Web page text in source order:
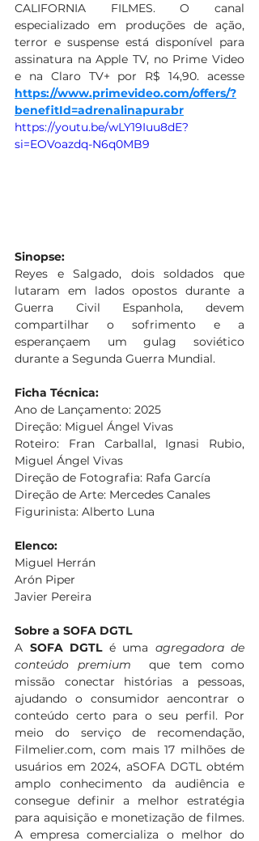
CALIFORNIA FILMES. O canal
especializado em produções de ação,
terror e suspense está disponível para
assinatura na Apple TV, no Prime Video
e na Claro TV+ por R$ 14,90. acesse
https://www.primevideo.com/offers/?
benefitId=adrenalinapurabr
https://youtu.be/wLY19Iuu8dE?
si=EOVoazdq-N6q0MB9
Sinopse:
Reyes e Salgado, dois soldados que
lutaram em lados opostos durante a
Guerra Civil Espanhola, devem
compartilhar o sofrimento e a
esperançaem um gulag soviético
durante a Segunda Guerra Mundial.
Ficha Técnica:
Ano de Lançamento: 2025
Direção: Miguel Ángel Vivas
Roteiro: Fran Carballal, Ignasi Rubio,
Miguel Ángel Vivas
Direção de Fotografia: Rafa García
Direção de Arte: Mercedes Canales
Figurinista: Alberto Luna
Elenco:
Miguel Herrán
Arón Piper
Javier Pereira
Sobre a SOFA DGTL
A SOFA DGTL é uma agregadora de
conteúdo premium
que tem como
missão conectar histórias a pessoas,
ajudando o consumidor aencontrar o
conteúdo certo para o seu perfil. Por
Filmelier.com, com mais 17 milhões de
usuários em 2024, aSOFA DGTL obtém
amplo conhecimento da audiência e
consegue definir a melhor estratégia
para aquisição e monetização de filmes.
A empresa comercializa o melhor do